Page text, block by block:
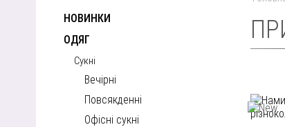
НОВИНКИ
ОДЯГ
Сукні
Вечірні
Повсякденні
Офісні сукні